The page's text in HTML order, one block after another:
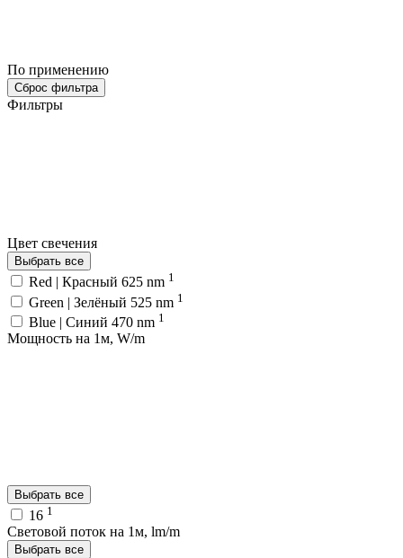
По применению
Сброс фильтра
Фильтры
Цвет свечения
Выбрать все
Red | Красный 625 nm 1
Green | Зелёный 525 nm 1
Blue | Синий 470 nm 1
Мощность на 1м, W/m
Выбрать все
16 1
Световой поток на 1м, lm/m
Выбрать все